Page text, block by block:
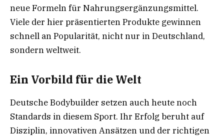
neue Formeln für Nahrungsergänzungsmittel.
Viele der hier präsentierten Produkte gewinnen
schnell an Popularität, nicht nur in Deutschland,
sondern weltweit.
Ein Vorbild für die Welt
Deutsche Bodybuilder setzen auch heute noch
Standards in diesem Sport. Ihr Erfolg beruht auf
Disziplin, innovativen Ansätzen und der richtigen